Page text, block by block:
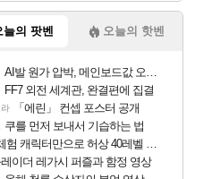
늘의 팟벤 오늘의 핫벤
AI발 원가 압박, 메인보드값 오르나
FF7 외전 세계관, 완결편에 집결
「에린」 컨셉 포스터 공개
쿠를 먼저 보내서 기습하는 법
캐릭터만으로 허상 40레벨 하이와티아 5분 컷!｜에이메스·린네·모니에 명함
이더 레가시 퍼즐과 함정 영상